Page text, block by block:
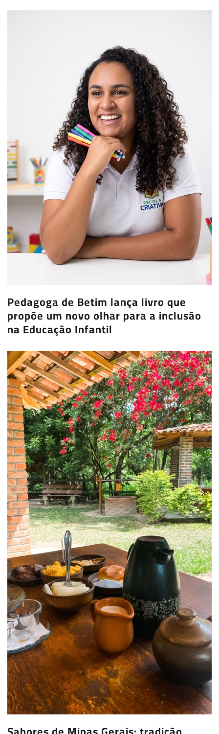
Pedagoga de Betim lança livro que
propõe um novo olhar para a inclusão
na Educação Infantil